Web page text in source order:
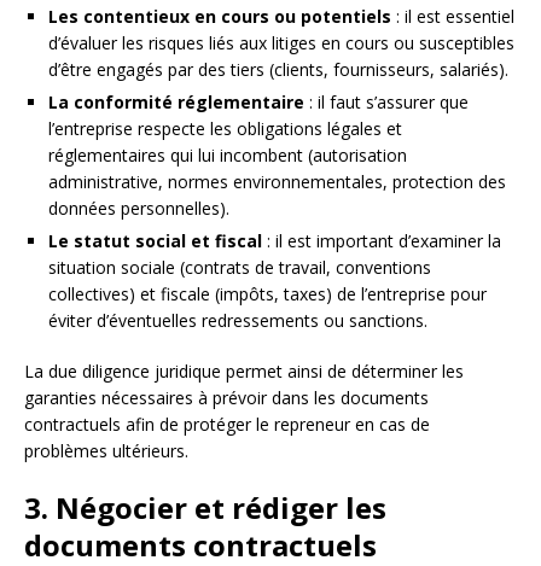
Les contentieux en cours ou potentiels : il est essentiel
d’évaluer les risques liés aux litiges en cours ou susceptibles
d’être engagés par des tiers (clients, fournisseurs, salariés).
La conformité réglementaire : il faut s’assurer que
l’entreprise respecte les obligations légales et
réglementaires qui lui incombent (autorisation
administrative, normes environnementales, protection des
données personnelles).
Le statut social et fiscal : il est important d’examiner la
situation sociale (contrats de travail, conventions
collectives) et fiscale (impôts, taxes) de l’entreprise pour
éviter d’éventuelles redressements ou sanctions.
La due diligence juridique permet ainsi de déterminer les
garanties nécessaires à prévoir dans les documents
contractuels afin de protéger le repreneur en cas de
problèmes ultérieurs.
3. Négocier et rédiger les
documents contractuels